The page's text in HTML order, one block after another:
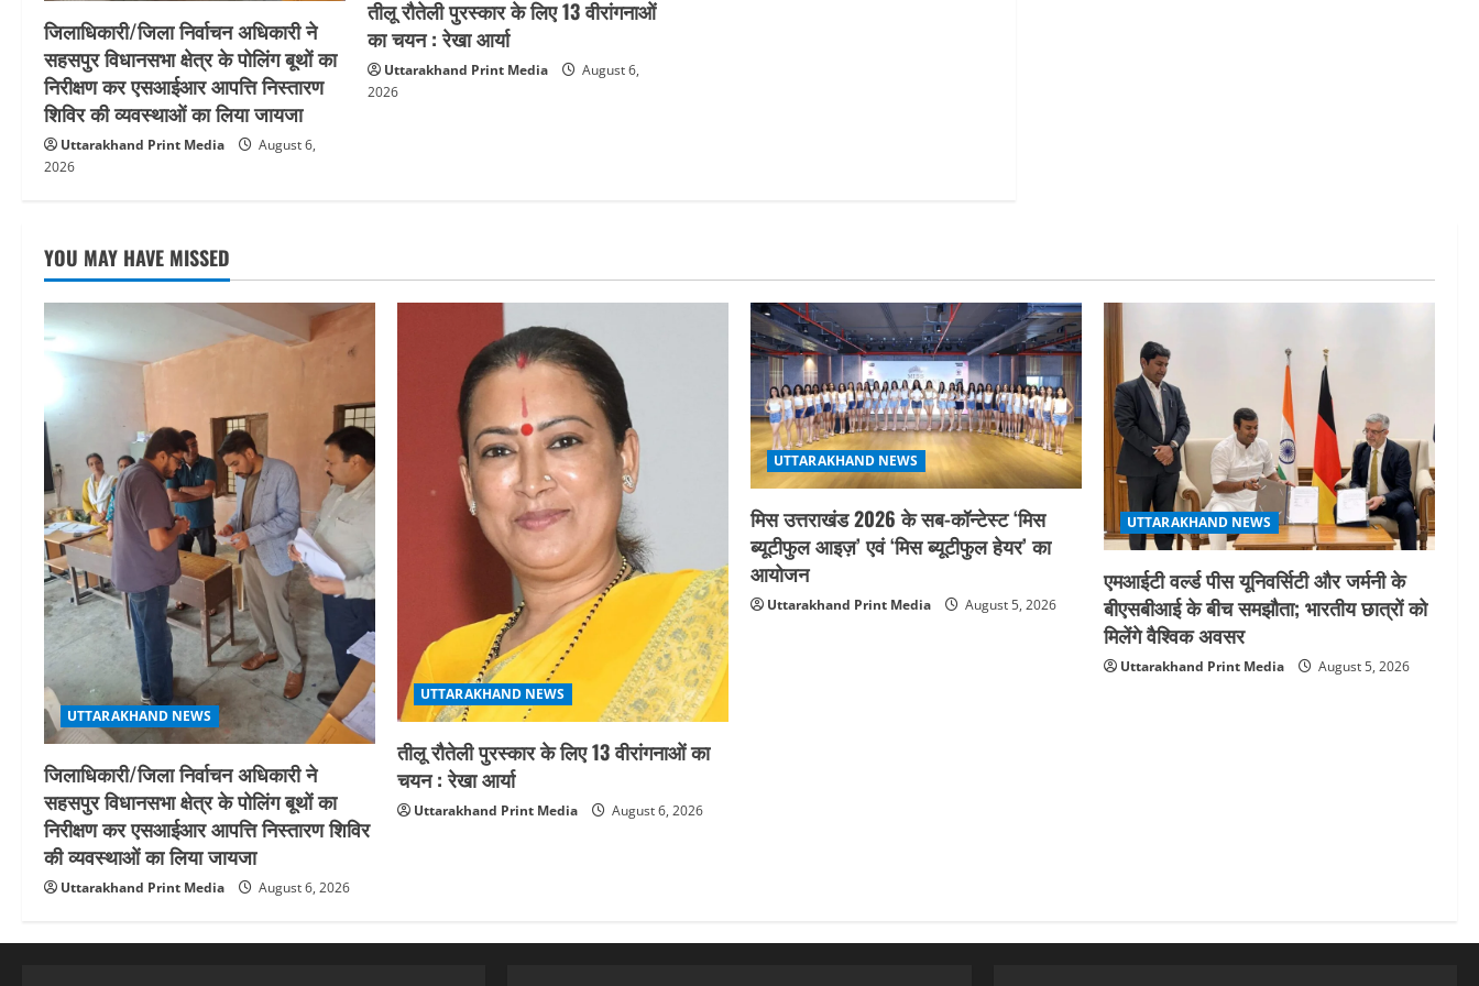
जिलाधिकारी/जिला निर्वाचन अधिकारी ने
सहसपुर विधानसभा क्षेत्र के पोलिंग बूथों का
निरीक्षण कर एसआईआर आपत्ति निस्तारण
शिविर की व्यवस्थाओं का लिया जायजा
Uttarakhand Print Media
August 6,
2026
तीलू रौतेली पुरस्कार के लिए 13 वीरांगनाओं
का चयन : रेखा आर्या
Uttarakhand Print Media
August 6,
2026
YOU MAY HAVE MISSED
UTTARAKHAND NEWS
जिलाधिकारी/जिला निर्वाचन अधिकारी ने
सहसपुर विधानसभा क्षेत्र के पोलिंग बूथों का
निरीक्षण कर एसआईआर आपत्ति निस्तारण शिविर
की व्यवस्थाओं का लिया जायजा
Uttarakhand Print Media August 6, 2026
UTTARAKHAND NEWS
तीलू रौतेली पुरस्कार के लिए 13 वीरांगनाओं का
चयन : रेखा आर्या
Uttarakhand Print Media August 6, 2026
UTTARAKHAND NEWS
मिस उत्तराखंड 2026 के सब-कॉन्टेस्ट ‘मिस
ब्यूटीफुल आइज़’ एवं ‘मिस ब्यूटीफुल हेयर’ का
आयोजन
Uttarakhand Print Media August 5, 2026
UTTARAKHAND NEWS
एमआईटी वर्ल्ड पीस यूनिवर्सिटी और जर्मनी के
बीएसबीआई के बीच समझौता; भारतीय छात्रों को
मिलेंगे वैश्विक अवसर
Uttarakhand Print Media August 5, 2026